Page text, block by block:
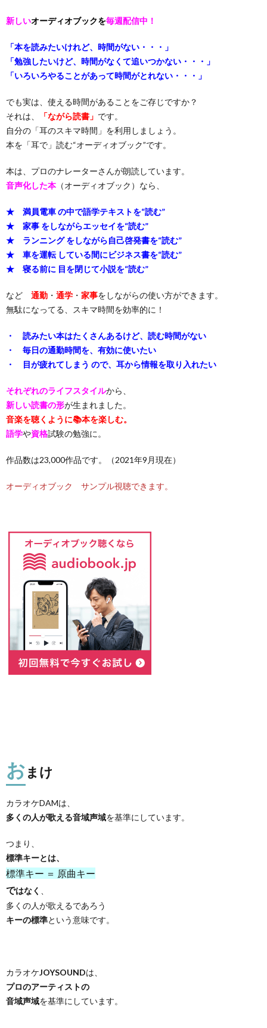
新しいオーディオブックを毎週配信中！
「本を読みたいけれど、時間がない・・・」
「勉強したいけど、時間がなくて追いつかない・・・」
「いろいろやることがあって時間がとれない・・・」
でも実は、使える時間があることをご存じですか？
それは、
「ながら読書」 です。
自分の「耳のスキマ時間」を利用しましょう。
本を「耳で」読む“オーディオブック”です。
本は、プロのナレーターさんが朗読しています。
音声化した本（オーディオブック）なら、
★ 満員電車 の中で語学テキストを“読む”
★ 家事 をしながらエッセイを“読む”
★ ランニング をしながら自己啓発書を“読む”
★ 車を運転 している間にビジネス書を“読む”
★ 寝る前に 目を閉じて小説を“読む”
など 通勤 ・ 通学 ・ 家事をしながらの使い方ができます。
無駄になってる、スキマ時間を効率的に！
・ 読みたい本はたくさんあるけど、読む時間がない
・ 毎日の通勤時間を、有効に使いたい
・ 目が疲れてしまう ので、耳から情報を取り入れたい
それぞれのライフスタイルから、
新しい読書の形が生まれました。
音楽を聴くように📚本を楽しむ。
語学や資格試験の勉強に。
作品数は23,000作品です。（2021年9月現在）
オーディオブック サンプル視聴できます。
おまけ
カラオケDAMは、
多くの人が歌える音域声域を基準にしています。
つまり、
標準キーとは、
標準キー ＝ 原曲キー
ではなく
多くの人が歌えるであろう
キーの標準という意味です。
カラオケJOYSOUNDは、
プロのアーティストの
音域声域を基準にしています。